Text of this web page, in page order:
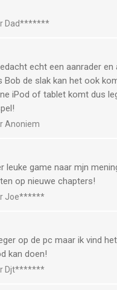
Dad*******
echt een aanrader en
Bob de slak kan het ook
iPod of tablet komt dus
Anoniem
leuke game naar mjn
op nieuwe chapters!
Joe******
op de pc maar ik vind
kan doen!
Djt*******